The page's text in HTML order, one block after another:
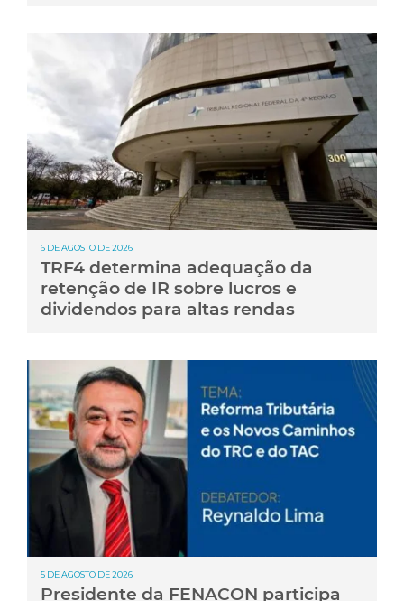
6 DE AGOSTO DE 2026
TRF4 determina adequação da
retenção de IR sobre lucros e
dividendos para altas rendas
5 DE AGOSTO DE 2026
Presidente da FENACON participa